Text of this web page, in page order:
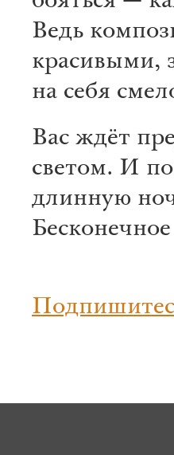
Ведь
красивыми,
на себя
Вас ждёт
светом. И
длинную